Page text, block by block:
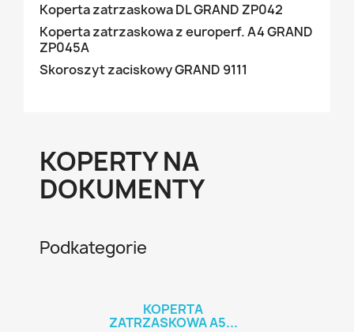
Koperta zatrzaskowa DL GRAND ZP042
Koperta zatrzaskowa z europerf. A4 GRAND
ZP045A
Skoroszyt zaciskowy GRAND 9111
KOPERTY NA
DOKUMENTY
Podkategorie
KOPERTA
ZATRZASKOWA A5...